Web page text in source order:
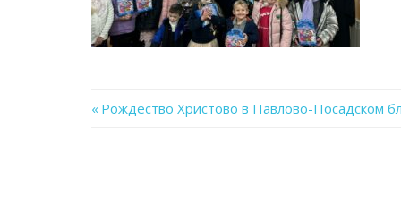
Previous
Рождество Христово в Павлово-Посадском